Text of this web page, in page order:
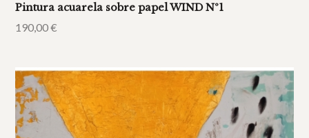
Pintura acuarela sobre papel WIND Nº1
190,00€